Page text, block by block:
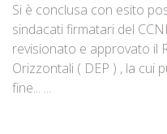
Si è conclusa con esito
sindacati firmatari del
revisionato e approvato il
Orizzontali ( DEP ) , la cui
fine... ...